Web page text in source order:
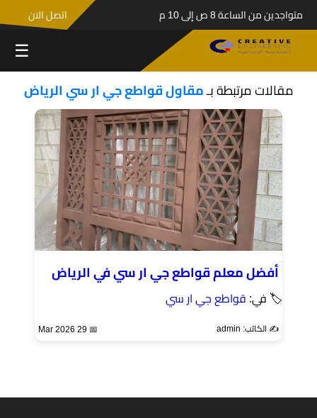
متواجدين من الساعة 8 ص إلى 10 م اتصل الان
☰
مقالات مرتبطة بـمقاول قواطع جي ار سي الرياض
أفضل معلم قواطع جي ار سي في الرياض
🏷 في: قواطع جي ار سي
✍️ الكاتب: admin 📅 29 Mar 2026